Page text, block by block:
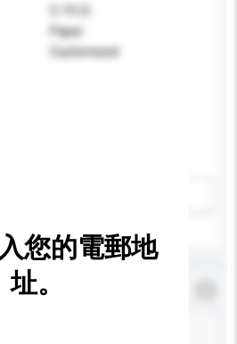
Paper
Customized
您的電郵地
址。